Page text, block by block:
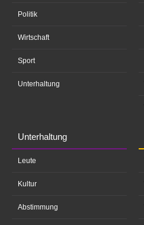
Politik
Wirtschaft
Sport
Unterhaltung
Unterhaltung
Leute
Kultur
Abstimmung